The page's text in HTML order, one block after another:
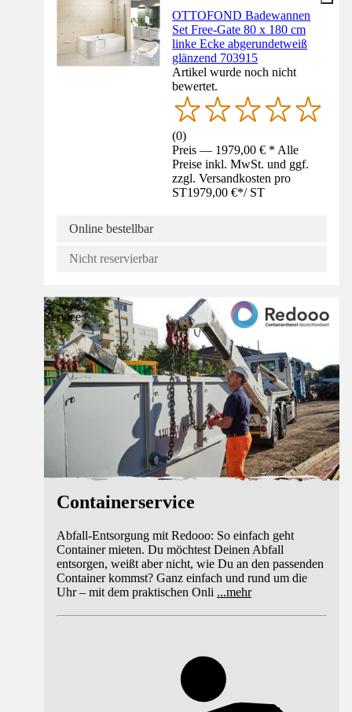
OTTOFOND Badewannen
Set Free-Gate 80 x 180 cm
linke Ecke abgerundetweiß
glänzend 703915
Artikel wurde noch nicht
bewertet.
(0)
Preis — 1979,00 € * Alle
Preise inkl. MwSt. und ggf.
zzgl. Versandkosten pro
ST1979,00 €*/ ST
Online bestellbar
Nicht reservierbar
Service
Containerservice
Abfall-Entsorgung mit Redooo: So einfach geht
Container mieten. Du möchtest Deinen Abfall
entsorgen, weißt aber nicht, wie Du an den passenden
Container kommst? Ganz einfach und rund um die
Uhr – mit dem praktischen Onli ...mehr